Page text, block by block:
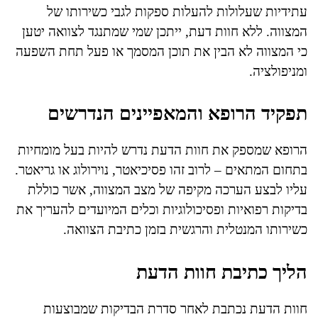
עתידיות שעלולות להעלות ספקות לגבי כשירותו של
המצווה. ללא חוות דעת, ייתכן שמי שמתנגד לצוואה יטען
כי המצווה לא הבין את תוכן המסמך או פעל תחת השפעה
ומניפולציה.
תפקיד הרופא והמאפיינים הנדרשים
הרופא שמספק את חוות הדעת נדרש להיות בעל מומחיות
בתחום המתאים – לרוב זהו פסיכיאטר, נוירולוג או גריאטר.
עליו לבצע הערכה מקיפה של מצב המצווה, אשר כוללת
בדיקות רפואיות ופסיכולוגיות וכלים המיועדים להעריך את
כשירותו המנטלית והרגשית בזמן כתיבת הצוואה.
הליך כתיבת חוות הדעת
חוות הדעת נכתבת לאחר סדרת הבדיקות שמבוצעות